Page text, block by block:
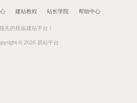
建站教程 站长学院 帮助中心
先的模板建站平台！
© 2026 易站平台